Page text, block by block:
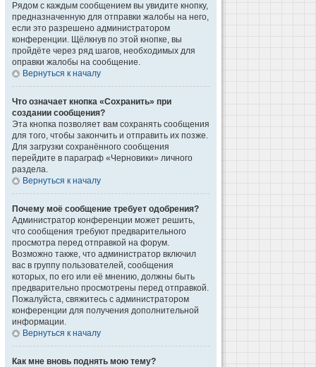
Рядом с каждым сообщением вы увидите кнопку,
предназначенную для отправки жалобы на него,
если это разрешено администратором
конференции. Щёлкнув по этой кнопке, вы
пройдёте через ряд шагов, необходимых для
оправки жалобы на сообщение.
Вернуться к началу
Что означает кнопка «Сохранить» при
создании сообщения?
Эта кнопка позволяет вам сохранять сообщения
для того, чтобы закончить и отправить их позже.
Для загрузки сохранённого сообщения
перейдите в параграф «Черновики» личного
раздела.
Вернуться к началу
Почему моё сообщение требует одобрения?
Администратор конференции может решить,
что сообщения требуют предварительного
просмотра перед отправкой на форум.
Возможно также, что администратор включил
вас в группу пользователей, сообщения
которых, по его или её мнению, должны быть
предварительно просмотрены перед отправкой.
Пожалуйста, свяжитесь с администратором
конференции для получения дополнительной
информации.
Вернуться к началу
Как мне вновь поднять мою тему?